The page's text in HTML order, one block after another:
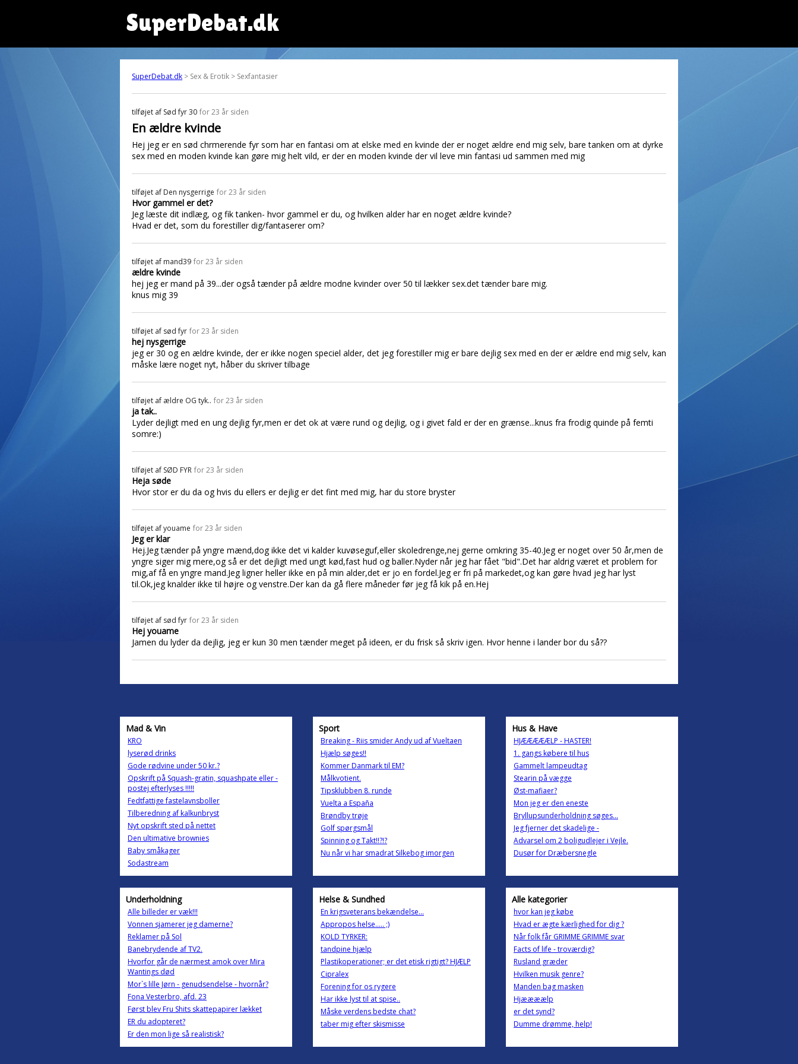
SuperDebat.dk
SuperDebat.dk > Sex & Erotik > Sexfantasier
tilføjet af Sød fyr 30 for 23 år siden
En ældre kvinde
Hej jeg er en sød chrmerende fyr som har en fantasi om at elske med en kvinde der er noget ældre end mig selv, bare tanken om at dyrke
sex med en moden kvinde kan gøre mig helt vild, er der en moden kvinde der vil leve min fantasi ud sammen med mig
tilføjet af Den nysgerrige for 23 år siden
Hvor gammel er det?
Jeg læste dit indlæg, og fik tanken- hvor gammel er du, og hvilken alder har en noget ældre kvinde?
Hvad er det, som du forestiller dig/fantaserer om?
tilføjet af mand39 for 23 år siden
ældre kvinde
hej jeg er mand på 39...der også tænder på ældre modne kvinder over 50 til lækker sex.det tænder bare mig.
knus mig 39
tilføjet af sød fyr for 23 år siden
hej nysgerrige
jeg er 30 og en ældre kvinde, der er ikke nogen speciel alder, det jeg forestiller mig er bare dejlig sex med en der er ældre end mig selv, kan
måske lære noget nyt, håber du skriver tilbage
tilføjet af ældre OG tyk.. for 23 år siden
ja tak..
Lyder dejligt med en ung dejlig fyr,men er det ok at være rund og dejlig, og i givet fald er der en grænse...knus fra frodig quinde på femti
somre:)
tilføjet af SØD FYR for 23 år siden
Heja søde
Hvor stor er du da og hvis du ellers er dejlig er det fint med mig, har du store bryster
tilføjet afyouame for 23 år siden
Jeg er klar
Hej.Jeg tænder på yngre mænd,dog ikke det vi kalder kuvøseguf,eller skoledrenge,nej gerne omkring 35-40.Jeg er noget over 50 år,men de
yngre siger mig mere,og så er det dejligt med ungt kød,fast hud og baller.Nyder når jeg har fået "bid".Det har aldrig været et problem for
mig,af få en yngre mand.Jeg ligner heller ikke en på min alder,det er jo en fordel.Jeg er fri på markedet,og kan gøre hvad jeg har lyst
til.Ok,jeg knalder ikke til højre og venstre.Der kan da gå flere måneder før jeg få kik på en.Hej
tilføjet af sød fyr for 23 år siden
Hej youame
Jamen du lyder da dejlig, jeg er kun 30 men tænder meget på ideen, er du frisk så skriv igen. Hvor henne i lander bor du så??
Mad & Vin
KRO
lyserød drinks
Gode rødvine under 50 kr.?
Opskrift på Squash-gratin, squashpate eller -
postej efterlyses !!!!!
Fedtfattige fastelavnsboller
Tilberedning af kalkunbryst
Nyt opskrift sted på nettet
Den ultimative brownies
Baby småkager
Sodastream
Sport
Breaking - Riis smider Andy ud af Vueltaen
Hjælp søges!!
Kommer Danmark til EM?
Målkvotient.
Tipsklubben 8. runde
Vuelta a España
Brøndby trøje
Golf spørgsmål
Spinning og Takt!!?!?
Nu når vi har smadrat Silkebog imorgen
Hus & Have
HJÆÆÆÆÆLP - HASTER!
1. gangs købere til hus
Gammelt lampeudtag
Stearin på vægge
Øst-mafiaer?
Mon jeg er den eneste
Bryllupsunderholdning søges...
Jeg fjerner det skadelige -
Advarsel om 2 boligudlejer i Vejle.
Dusør for Dræbersnegle
Underholdning
Alle billeder er væk!!!
Vonnen sjamerer jeg damerne?
Reklamer på Sol
Banebrydende af TV2.
Hvorfor går de nærmest amok over Mira
Wantings død
Mor`s lille Jørn - genudsendelse - hvornår?
Fona Vesterbro, afd. 23
Først blev Fru Shits skattepapirer lækket
ER du adopteret?
Er den mon lige så realistisk?
Helse & Sundhed
En krigsveterans bekændelse...
Appropos helse..... ;)
KOLD TYRKER:
tandpine hjælp
Plastikoperationer; er det etisk rigtigt? HJÆLP
Cipralex
Forening for os rygere
Har ikke lyst til at spise..
Måske verdens bedste chat?
taber mig efter skismisse
Alle kategorier
hvor kan jeg købe
Hvad er ægte kærlighed for dig ?
Når folk får GRIMME GRIMME svar
Facts of life - troværdig?
Rusland græder
Hvilken musik genre?
Manden bag masken
Hjæææælp
er det synd?
Dumme drømme, help!